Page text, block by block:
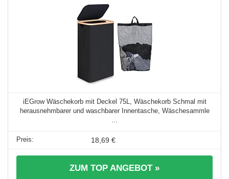
iEGrow Wäschekorb mit Deckel 75L, Wäschekorb Schmal mit
herausnehmbarer und waschbarer Innentasche, Wäschesammle
18,69 €
ZUM TOP ANGEBOT »